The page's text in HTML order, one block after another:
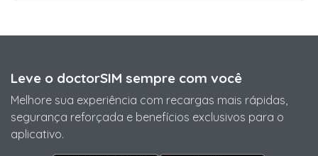
Leve o doctorSIM sempre com você
Melhore sua experiência com recargas mais rápidas,
segurança reforçada e benefícios exclusivos para o
aplicativo.